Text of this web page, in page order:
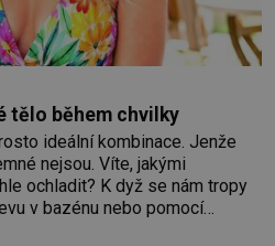
tělo během chvilky
ideální kombinace. Jenže
nejsou. Víte, jakými
ochladit? K dyž se nám tropy
v bazénu nebo pomocí